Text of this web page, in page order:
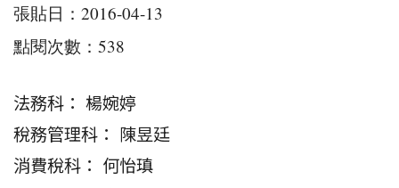
張貼日：2016-04-13
點閱次數：538
法務科： 楊婉婷
稅務管理科： 陳昱廷
消費稅科： 何怡瑱